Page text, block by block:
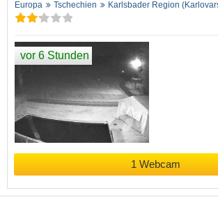
Europa Tschechien Karlsbader Region
vor 6 Stunden
1 Webcam